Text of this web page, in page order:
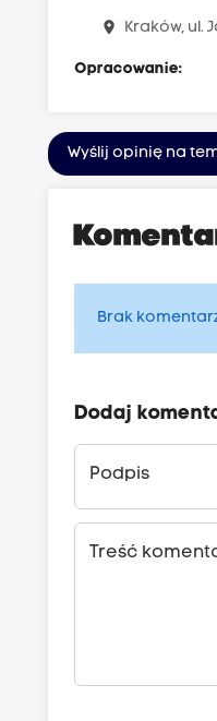
place Kraków, ul.
Opracowanie:
Wyślij opinię na
Brak
Dodaj
Podpis
Treść